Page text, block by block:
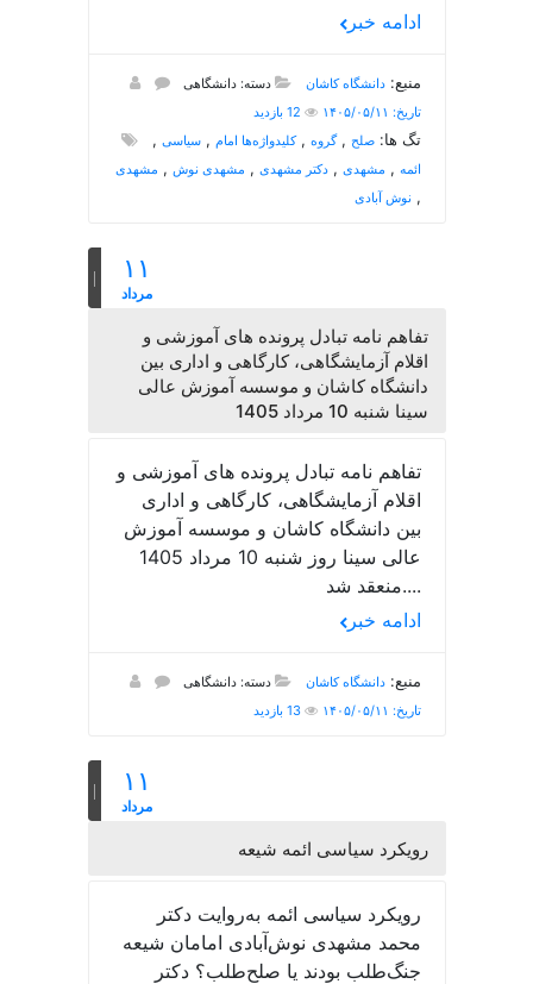
ادامه خبر
منبع:دانشگاه کاشان
دسته: دانشگاهی
تاریخ: ۱۴۰۵/۰۵/۱۱
تگ ها:صلح ,گروه ,کلیدواژه‌ها امام ,سیاسی ,
ائمه , مشهدی ,دکتر مشهدی , مشهدی نوش , مشهدی
نوش آبادی ,
۱۱
مرداد
تفاهم نامه تبادل پرونده‌ های آموزشی و
اقلام آزمایشگاهی، کارگاهی و اداری بین
دانشگاه کاشان و موسسه آموزش عالی
سینا شنبه 10 مرداد 1405
تفاهم نامه تبادل پرونده‌ های آموزشی و
اقلام آزمایشگاهی، کارگاهی و اداری
بین دانشگاه کاشان و موسسه آموزش
عالی سینا روز شنبه 10 مرداد 1405
منعقد شد....
ادامه خبر
منبع:دانشگاه کاشان
دسته: دانشگاهی
تاریخ: ۱۴۰۵/۰۵/۱۱
13 بازدید
۱۱
مرداد
رویکرد سیاسی ائمه شیعه
محمد مشهدی نوش‌آبادی امامان شیعه
جنگ‌طلب بودند یا صلح‌طلب؟ دکتر